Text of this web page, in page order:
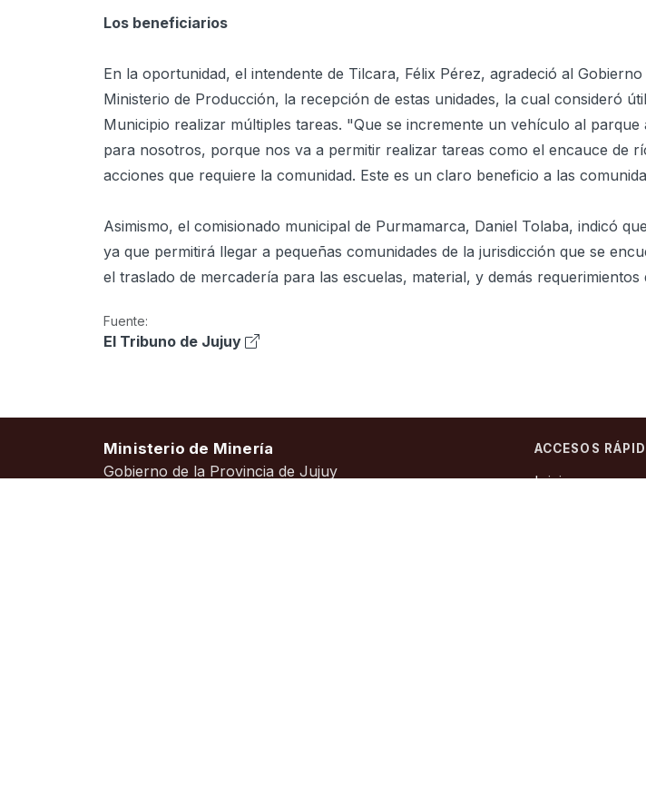
Los beneficiarios
En la oportunidad, el intendente de Tilcara, Félix Pérez, agradeció al
Ministerio de Producción, la recepción de estas unidades, la cual consideró
Municipio realizar múltiples tareas. "Que se incremente un vehículo al
para nosotros, porque nos va a permitir realizar tareas como el encauce de
acciones que requiere la comunidad. Este es un claro beneficio a las
Asimismo, el comisionado municipal de Purmamarca, Daniel Tolaba, indicó
ya que permitirá llegar a pequeñas comunidades de la jurisdicción que se
el traslado de mercadería para las escuelas, material, y demás requerimientos
Fuente:
El Tribuno de Jujuy
Ministerio de Minería
Gobierno de la Provincia de Jujuy
ACCESOS
Inicio